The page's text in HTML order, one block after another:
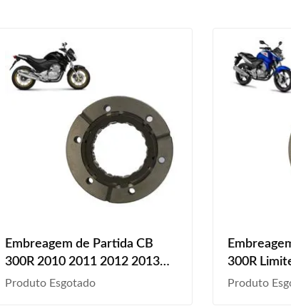
Embreagem de Partida CB
300R 2010 2011 2012 2013
2014 2015
Produto Esgotado
300R
Produto